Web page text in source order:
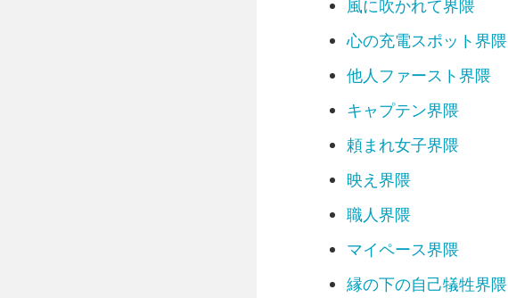
みんなのおかん界隈
コミュ力お化け界隈
おせっ界隈
いいひと界隈
思考ノンストップ界隈
PDCA界隈
アイデア工場界隈
自律駆動界隈
ストイック界隈
知的ピエロ界隈
常識キャンセル界隈
風に吹かれて界隈
心の充電スポット界隈
他人ファースト界隈
キャプテン界隈
頼まれ女子界隈
映え界隈
職人界隈
マイペース界隈
縁の下の自己犠牲界隈